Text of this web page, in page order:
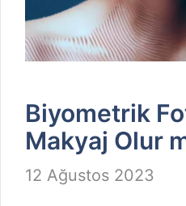
Biyometrik
Makyaj Olur
12 Ağustos 2023